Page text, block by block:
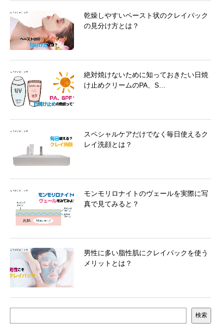
乾燥しやすいペースト状のクレイパック
の見分け方とは？
絶対焼けないために知っておきたい日焼
け止めクリームのPA、S…
スペシャルケアだけでなく毎日使えるク
レイ洗顔とは？
モンモリロナイトのヴェールを実際に写
真で見てみると？
男性に多い脂性肌にクレイパックを使う
メリットとは？
検索